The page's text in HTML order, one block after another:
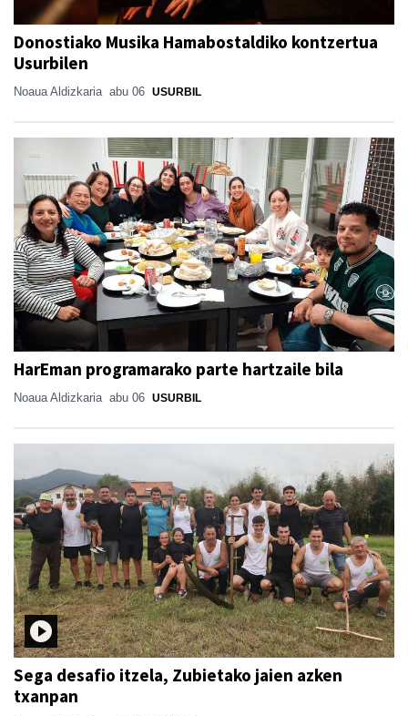
Donostiako Musika Hamabostaldiko kontzertua
Usurbilen
Noaua Aldizkaria abu 06 USURBIL
HarEman programarako parte hartzaile bila
Noaua Aldizkaria abu 06 USURBIL
Sega desafio itzela, Zubietako jaien azken
txanpan